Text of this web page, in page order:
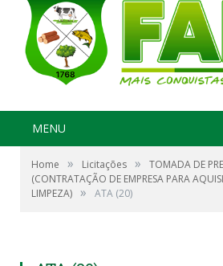
MENU
Home » Licitações »
TOMADA DE
(CONTRATAÇÃO DE EMPRESA PARA
LIMPEZA) » ATA (20)